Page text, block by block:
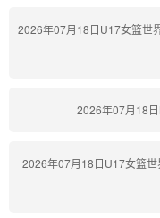
2026年07月18日U17女篮世
2026年07月18
2026年07月18日U17女篮